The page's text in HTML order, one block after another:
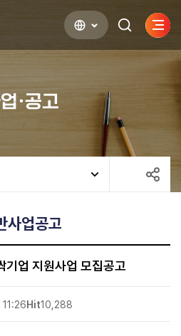
검색하기사이
열기
·공고
사업공고
업 지원사업 모집공고
Hit10,288